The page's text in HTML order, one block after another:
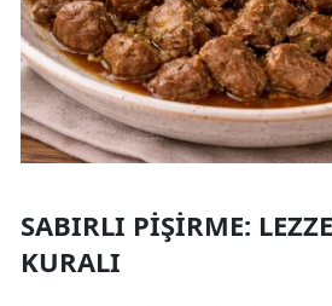
SABIRLI PIŞIRME:
KURALI